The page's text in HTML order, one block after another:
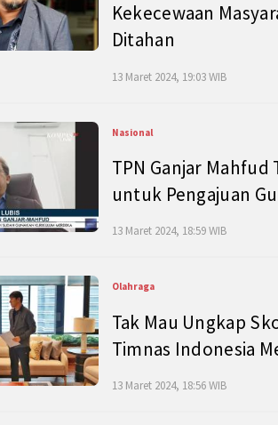
Kekecewaan
Ditahan
13 Maret 2024, 19:03 WIB
Nasional
TPN Ganjar
untuk Pengajuan
13 Maret 2024, 18:59 WIB
Olahraga
Tak Mau Ungkap
Timnas Indonesia
13 Maret 2024, 18:56 WIB